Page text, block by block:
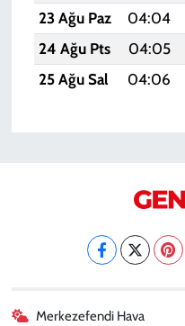
23 Ağu Paz
04:04
24 Ağu Pts
04:05
25 Ağu Sal
04:06
Merkezefendi Hava